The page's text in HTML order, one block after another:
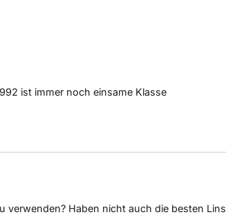
ist immer noch einsame Klasse
Haben nicht auch die besten